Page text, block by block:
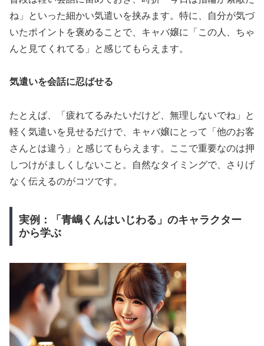
ね」といった細かい気遣いを挟みます。特に、自分が気づ
いたポイントを褒めることで、キャバ嬢に「この人、ちゃ
んと見てくれてる」と感じてもらえます。
気遣いを会話に忍ばせる
たとえば、「疲れてるみたいだけど、無理しないでね」と
軽く気遣いを見せるだけで、キャバ嬢にとって「他のお客
さんとは違う」と感じてもらえます。ここで重要なのは押
しつけがましくしないこと。自然なタイミングで、さりげ
なく伝えるのがコツです。
実例：「青嶋くんはいじわる」のキャラクター
から学ぶ